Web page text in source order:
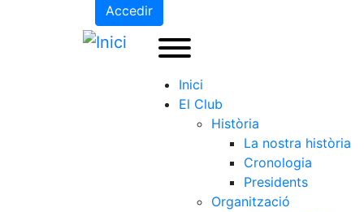
Accedir
Inici
El Club
Història
La nostra història
Cronologia
Presidents
Organització